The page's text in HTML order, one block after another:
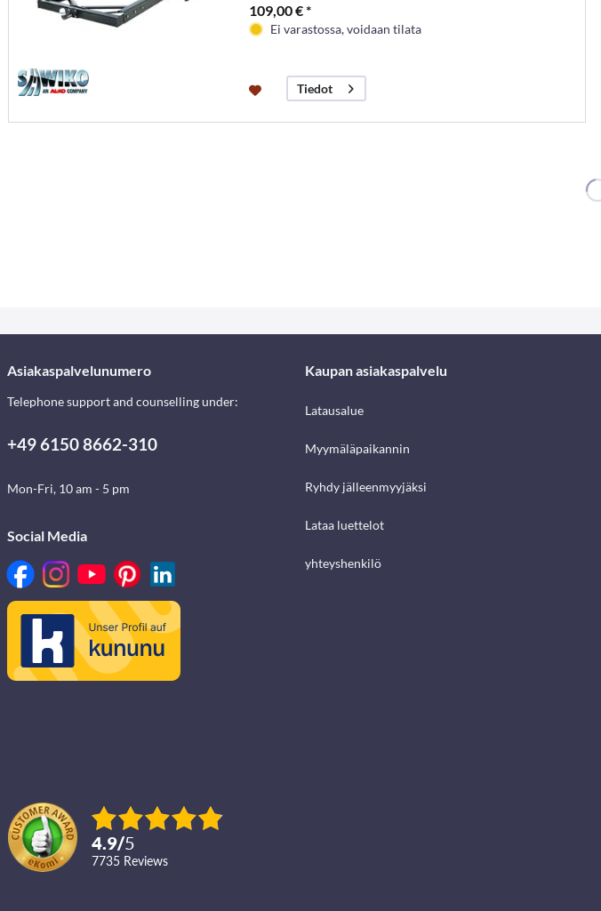
109,00 € *
Ei varastossa, voidaan tilata
Tiedot
Asiakaspalvelunumero
Telephone support and counselling under:
+49 6150 8662-310
Mon-Fri, 10 am - 5 pm
Social Media
4.9/5
7735 reviews
Kaupan asiakaspalvelu
Latausalue
Myymäläpaikannin
Ryhdy jälleenmyyjäksi
Lataa luettelot
yhteyshenkilö